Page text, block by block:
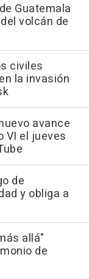
Guatemala
volcán de
civiles
la invasión
avance
VI el jueves
de
y obliga a
allá"
de